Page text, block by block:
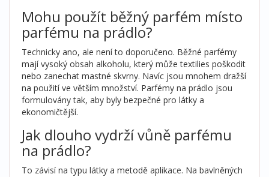
Mohu použít běžný parfém místo
parfému na prádlo?
Technicky ano, ale není to doporučeno. Běžné parfémy
mají vysoký obsah alkoholu, který může textilies poškodit
nebo zanechat mastné skvrny. Navíc jsou mnohem dražší
na použití ve větším množství. Parfémy na prádlo jsou
formulovány tak, aby byly bezpečné pro látky a
ekonomičtější.
Jak dlouho vydrží vůně parfému
na prádlo?
To závisí na typu látky a metodě aplikace. Na bavlněných